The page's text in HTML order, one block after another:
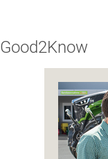
Good2Know